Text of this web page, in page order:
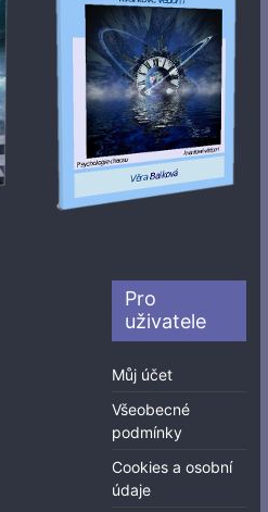
Pro
uživatele
Můj účet
Všeobecné
podmínky
Cookies a osobní
údaje